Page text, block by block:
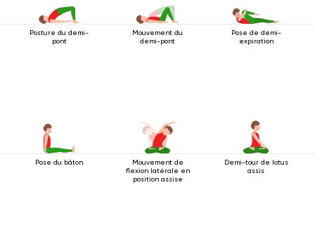
Posture du demi-
pont
Mouvement du
demi-pont
Pose de demi-
expiration
Pose du bâton
Mouvement de
flexion latérale en
position assise
Demi-tour de lotus
assis